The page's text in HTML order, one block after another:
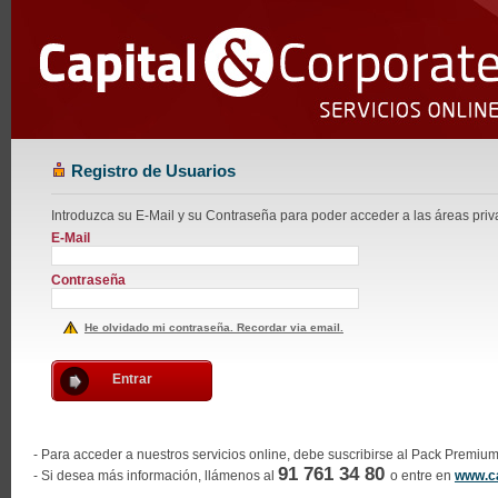
Registro de Usuarios
Introduzca su E-Mail y su Contraseña para poder acceder a las áreas
E-Mail
Contraseña
He olvidado mi contraseña. Recordar via email.
Entrar
- Para acceder a nuestros servicios online, debe suscribirse al Pack
- Si desea más información, llámenos al 91 761 34 80 o entre en